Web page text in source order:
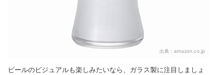
出典： amazon.co.jp
ビールのビジュアルも楽しみたいなら、ガラス製に注目しましょ